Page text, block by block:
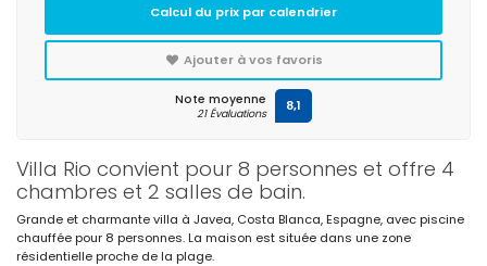
Villa Rio convient pour 8 personnes et offre 4
chambres et 2 salles de bain.
Grande et charmante villa à Javea, Costa Blanca, Espagne, avec piscine
chauffée pour 8 personnes. La maison est située dans une zone
résidentielle proche de la plage.
Calcul du prix par calendrier
Ajouter à vos favoris
Note moyenne
21 Évaluations 8,1